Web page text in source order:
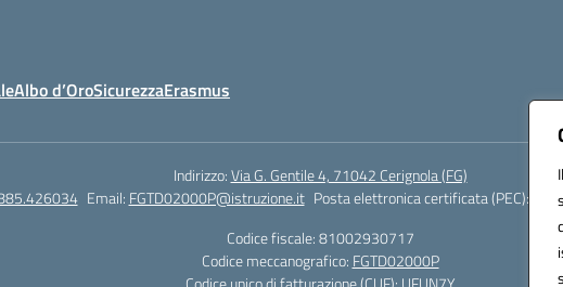
Albo d’OroSicurezzaErasmus
Indirizzo:Via G. Gentile 4, 71042 Cerignola (FG)
Email: FGTD02000P@istruzione.it Posta elettronica certificata (PEC):
Codice fiscale: 81002930717
Codice meccanografico: FGTD02000P